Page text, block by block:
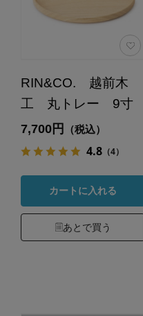
RIN&CO. 越前木
工 丸トレー 9寸
7,700円 （税込）
4.8（4）
カートに入れる
あとで買う